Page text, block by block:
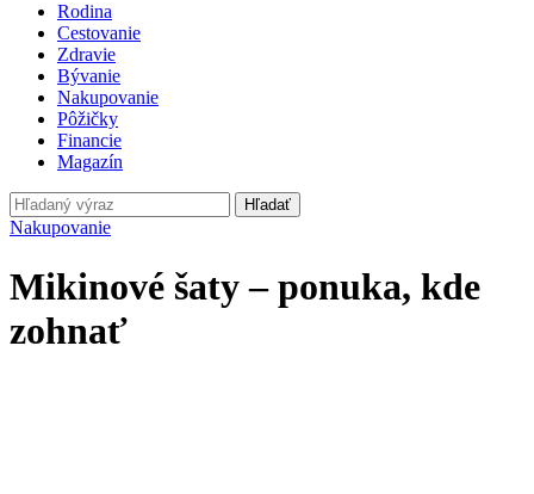
Rodina
Cestovanie
Zdravie
Bývanie
Nakupovanie
Pôžičky
Financie
Magazín
Hľadať
Nakupovanie
Mikinové šaty – ponuka, kde
zohnať